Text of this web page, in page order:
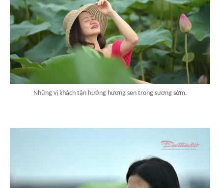
Những vị khách tận hưởng hương sen trong sương sớm.